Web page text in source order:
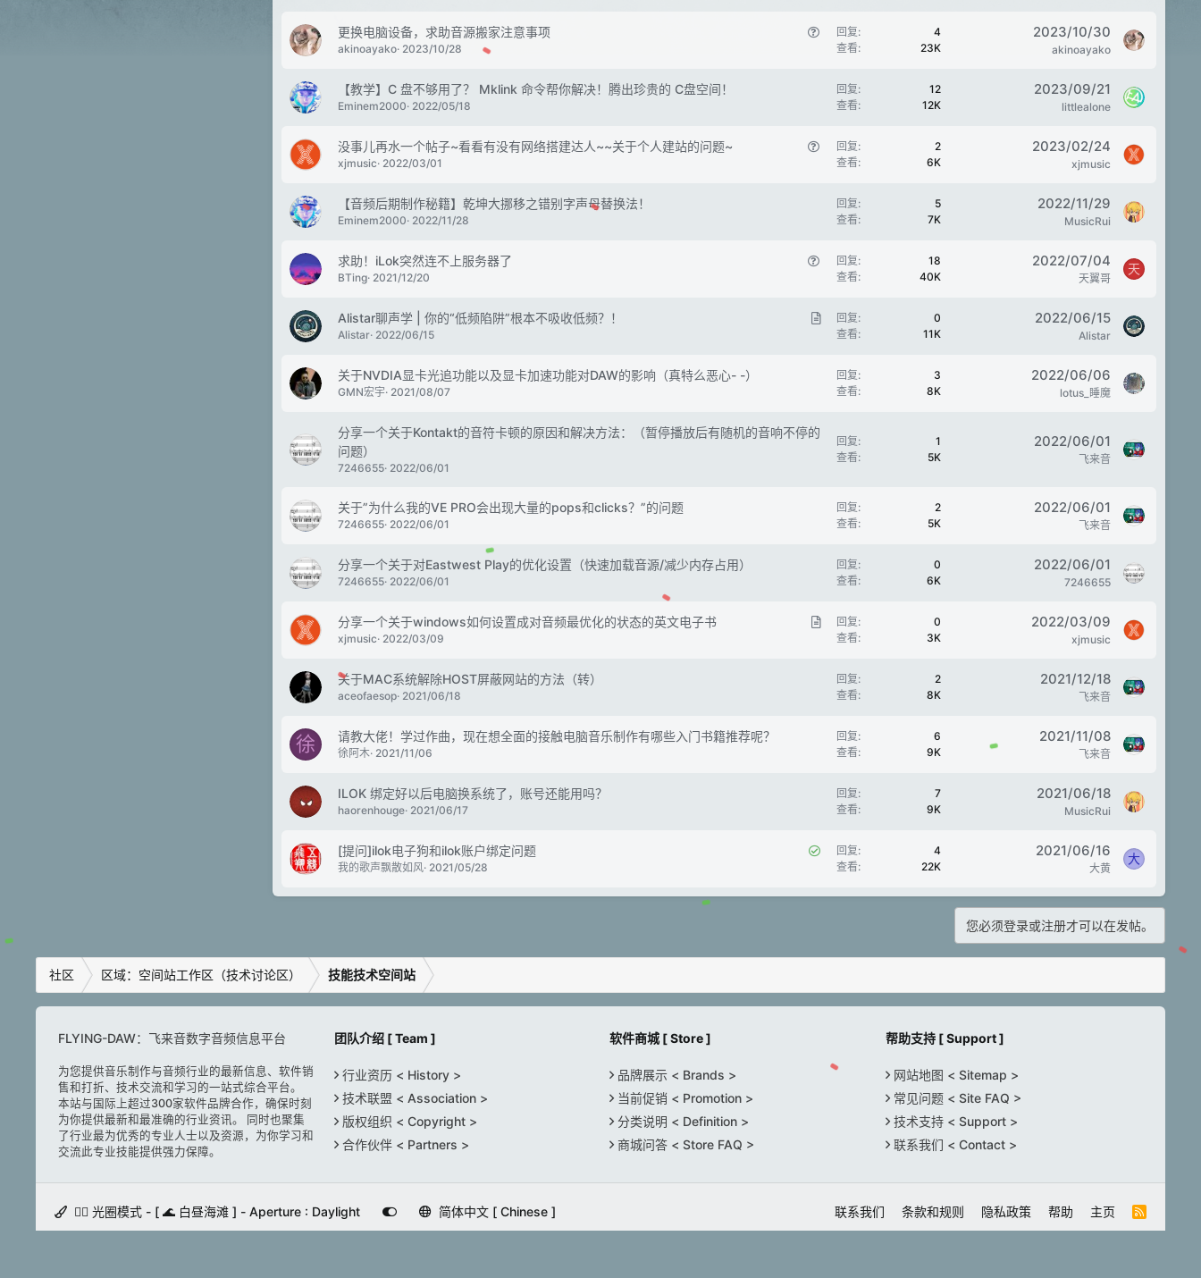
更换电脑设备，求助音源搬家注意事项
akinoayako 2023/10/28
回复
4
查看
23K
2023/10/30
akinoayako
【教学】C 盘不够用了？ Mklink 命令帮你解决！腾出珍贵的 C盘空间！
Eminem2000 2022/05/18
回复
12
查看
12K
2023/09/21
littlealone
没事儿再水一个帖子~看看有没有网络搭建达人~~关于个人建站的问题~
xjmusic 2022/03/01
回复
2
查看
6K
2023/02/24
xjmusic
【音频后期制作秘籍】乾坤大挪移之错别字声母替换法！
Eminem2000 2022/11/28
回复
5
查看
7K
2022/11/29
MusicRui
求助！iLok突然连不上服务器了
BTing 2021/12/20
回复
18
查看
40K
2022/07/04
天翼哥
天
文
Alistar聊声学 | 你的“低频陷阱”根本不吸收低频？！
Alistar 2022/06/15
回复
0
查看
11K
2022/06/15
Alistar
关于NVDIA显卡光追功能以及显卡加速功能对DAW的影响（真特么恶心- -）
GMN宏宇 2021/08/07
回复
3
查看
8K
2022/06/06
lotus_睡魔
分享一个关于Kontakt的音符卡顿的原因和解决方法：（暂停播放后有随机的音响不停的
问题）
7246655 2022/06/01
回复
1
查看
5K
2022/06/01
飞来音
关于”为什么我的VE PRO会出现大量的pops和clicks？”的问题
7246655 2022/06/01
回复
2
查看
5K
2022/06/01
飞来音
分享一个关于对Eastwest Play的优化设置（快速加载音源/减少内存占用）
7246655 2022/06/01
回复
0
查看
6K
2022/06/01
7246655
文
分享一个关于windows如何设置成对音频最优化的状态的英文电子书
xjmusic 2022/03/09
回复
0
查看
3K
2022/03/09
xjmusic
关于MAC系统解除HOST屏蔽网站的方法（转）
aceofaesop 2021/06/18
回复
2
查看
8K
2021/12/18
飞来音
徐 请教大佬！学过作曲，现在想全面的接触电脑音乐制作有哪些入门书籍推荐呢？
徐阿木 2021/11/06
回复
6
查看
9K
2021/11/08
飞来音
ILOK 绑定好以后电脑换系统了，账号还能用吗？
haorenhouge 2021/06/17
回复
7
查看
9K
2021/06/18
MusicRui
已
[提问]ilok电子狗和ilok账户绑定问题
我的歌声飘散如风 2021/05/28
回复
4
查看
22K
2021/06/16
大黄
大
您必须登录或注册才可以在发帖。
社区 区域：空间站工作区（技术讨论区） 技能技术空间站
FLYING-DAW：飞来音数字音频信息平台
为您提供音乐制作与音频行业的最新信息、软件销
售和打折、技术交流和学习的一站式综合平台。
本站与国际上超过300家软件品牌合作，确保时刻
为你提供最新和最准确的行业资讯。 同时也聚集
了行业最为优秀的专业人士以及资源，为你学习和
交流此专业技能提供强力保障。
团队介绍 [ Team ]
行业资历 < History >
技术联盟 < Association >
版权组织 < Copyright >
合作伙伴 < Partners >
软件商城 [ Store ]
品牌展示 < Brands >
当前促销 < Promotion >
分类说明 < Definition >
商城问答 < Store FAQ >
帮助支持 [ Support ]
网站地图 < Sitemap >
常见问题 < Site FAQ >
技术支持 < Support >
联系我们 < Contact >
🚵‍♀️ 光圈模式 - [ 🌊 白昼海滩 ] - Aperture : Daylight 简体中文 [ Chinese ] 联系我们 条款和规则 隐私政策 帮助 主页
R